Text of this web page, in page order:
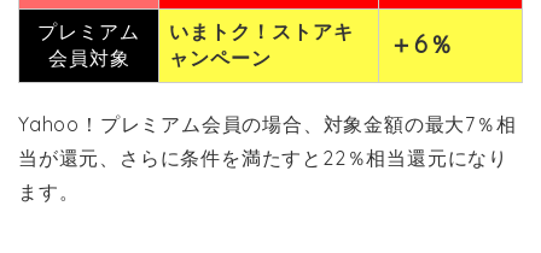
プレミアム
会員対象
いまトク！ストアキ
ャンペーン
＋6％
Yahoo！プレミアム会員の場合、対象金額の最大7％相
当が還元、さらに条件を満たすと22％相当還元になり
ます。